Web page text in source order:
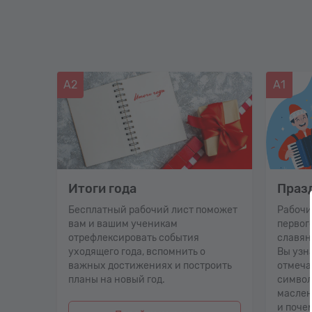
А2
Итоги года
Бесплатный рабочий лист поможет
вам и вашим ученикам
отрефлексировать события
уходящего года, вспомнить о
важных достижениях и построить
планы на новый год.
А1
Вы
и